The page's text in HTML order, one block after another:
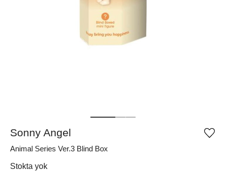
Sonny Angel
Animal Series Ver.3 Blind Box
Stokta yok